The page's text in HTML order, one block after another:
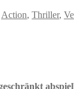
Action, Thriller,